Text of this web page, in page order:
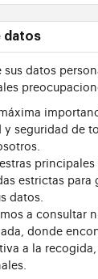
datos
datos
seguridad de
principales
estrictas para
datos.
a consultar
donde
a la